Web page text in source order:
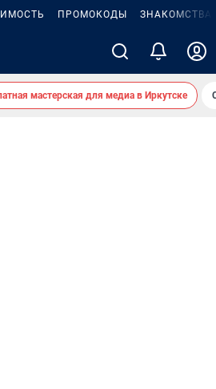
ПРОМОКОДЫ ЗНАКОМСТВА
мастерская для медиа в Иркутске